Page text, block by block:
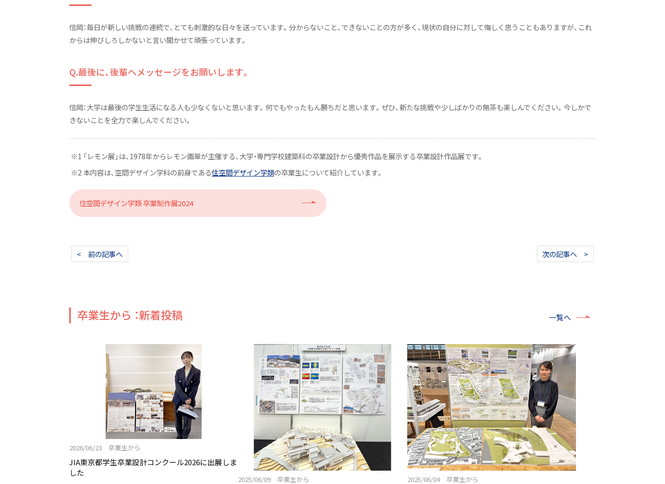
信岡：毎日が新しい挑戦の連続で、とても刺激的な日々を送っています。分からないこと、できないことの方が多く、現状の自分に対して悔しく思うこともありますが、これ
からは伸びしろしかないと言い聞かせて頑張っています。
Q.最後に、後輩へメッセージをお願いします。
信岡：大学は最後の学生生活になる人も少なくないと思います。何でもやったもん勝ちだと思います。ぜひ、新たな挑戦や少しばかりの無茶も楽しんでください。今しかで
きないことを全力で楽しんでください。
※1 「レモン展」は、1978年からレモン画翠が主催する、大学・専門学校建築科の卒業設計から優秀作品を展示する卒業設計作品展です。
※2 本内容は、空間デザイン学科の前身である住空間デザイン学類の卒業生について紹介しています。
住空間デザイン学類 卒業制作展2024
< 前の記事へ 次の記事へ >
卒業生から ：新着投稿 一覧へ
2026/06/23 卒業生から
JIA東京都学生卒業設計コンクール2026に出展しま
した
2025/06/09 卒業生から 2025/06/04 卒業生から